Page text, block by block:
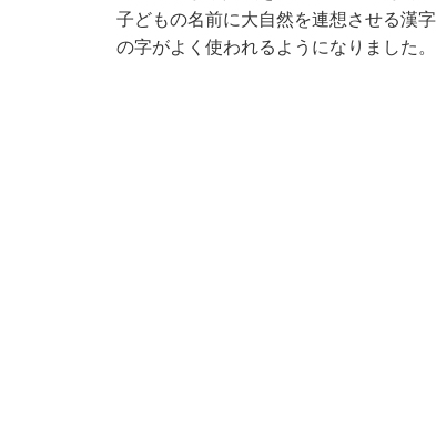
子どもの名前に大自然を連想させる漢
の字がよく使われるようになりました。